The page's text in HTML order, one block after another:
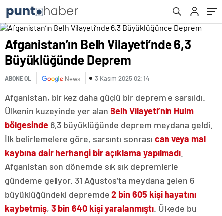
Afganistan’ın Belh Vilayeti’nde 6,3
Büyüklüğünde Deprem
ABONE OL News 3 Kasım 2025 02:14
Afganistan, bir kez daha güçlü bir depremle sarsıldı.
Ülkenin kuzeyinde yer alan Belh Vilayeti’nin Hulm
bölgesinde 6,3 büyüklüğünde deprem meydana geldi.
İlk belirlemelere göre, sarsıntı sonrası can veya mal
kaybına dair herhangi bir açıklama yapılmadı
Afganistan son dönemde sık sık depremlerle
gündeme geliyor. 31 Ağustos’ta meydana gelen 6
büyüklüğündeki depremde 2 bin 605 kişi hayatını
kaybetmiş, 3 bin 640 kişi yaralanmıştı . Ülkede bu